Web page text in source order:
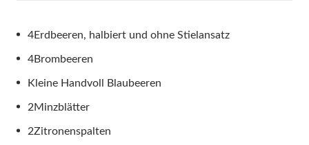
4Erdbeeren, halbiert und ohne Stielansatz
4Brombeeren
Kleine Handvoll Blaubeeren
2Minzblätter
2Zitronenspalten